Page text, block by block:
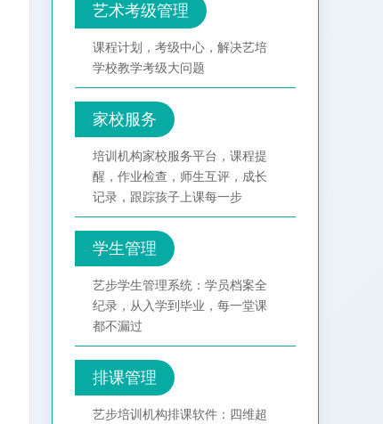
艺术考级管理
课程计划，考级中心，解决艺培
学校教学考级大问题
家校服务
培训机构家校服务平台，课程提
醒，作业检查，师生互评，成长
记录，跟踪孩子上课每一步
学生管理
艺步学生管理系统：学员档案全
纪录，从入学到毕业，每一堂课
都不漏过
排课管理
艺步培训机构排课软件：四维超